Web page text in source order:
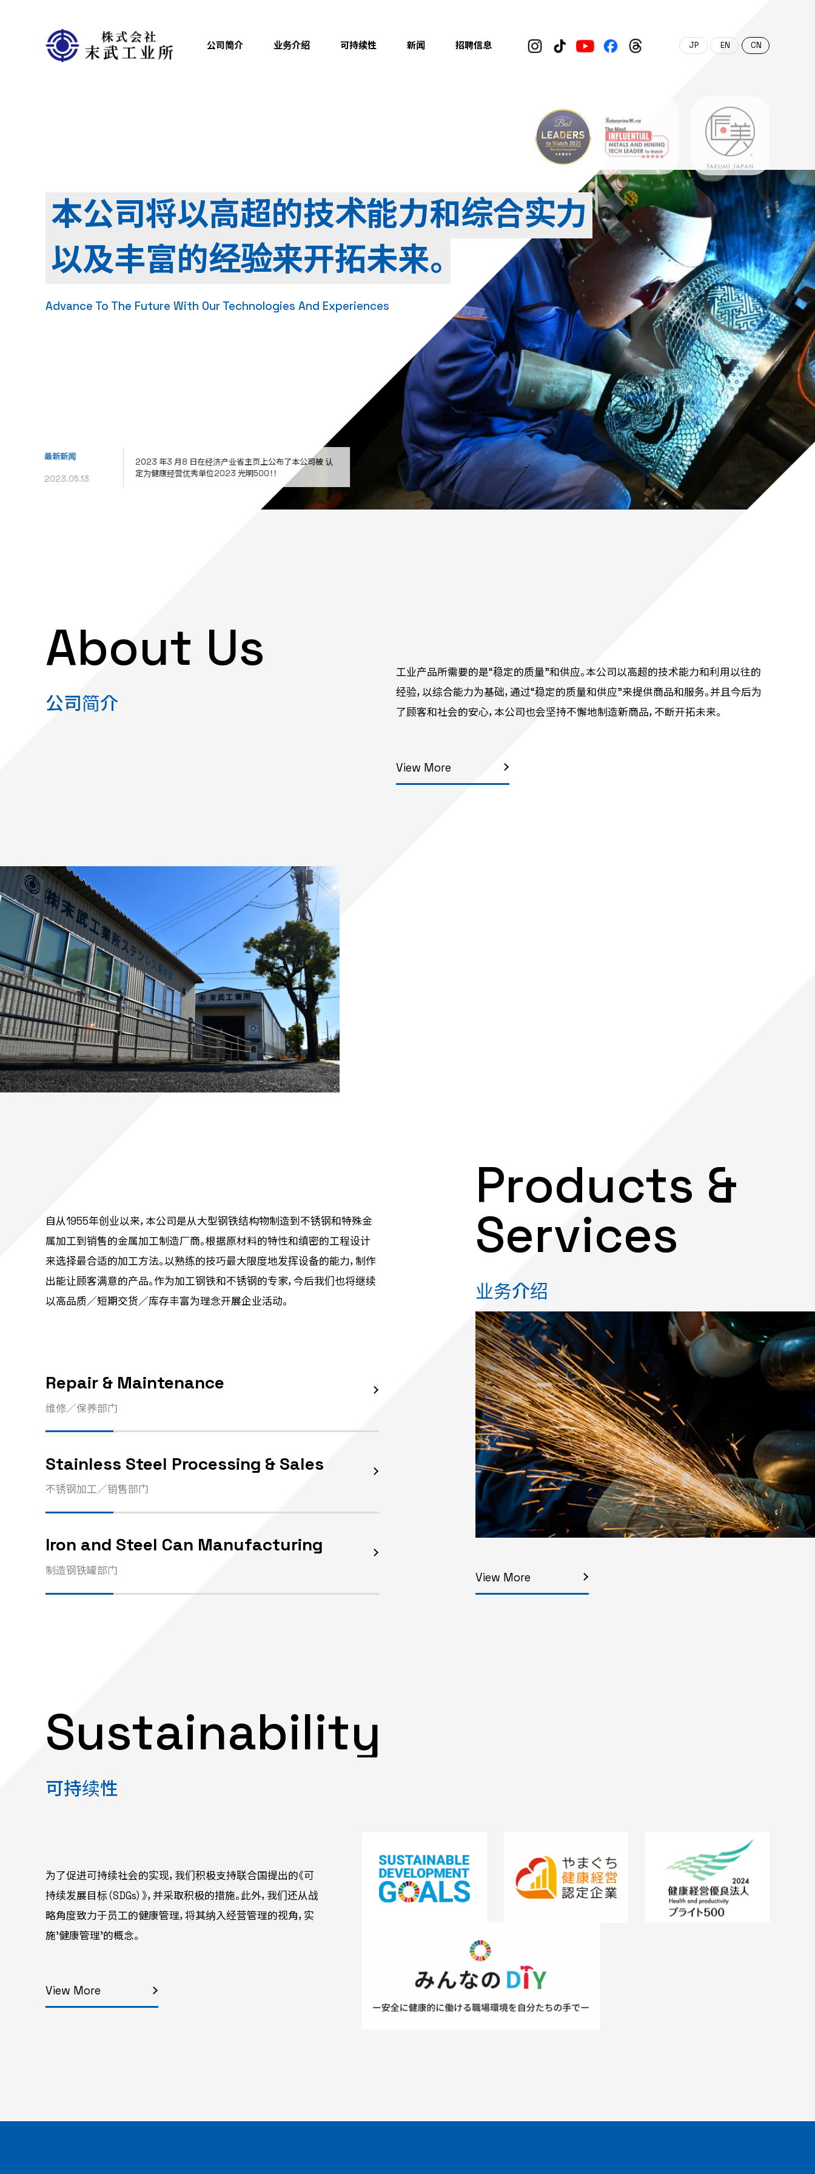
公司简介 业务介绍 可持续性 新闻 招聘信息 日本語 English 中文 (中国)
本公司将以高超的技术能力和综合实力
以及丰富的经验来开拓未来。
Advance To The Future With Our Technologies And Experiences
最新新闻
2023.05.13
2023 年3 月8 日在经济产业省主页上公布了本公司被 认
定为健康经营优秀单位2023 光明500！！
About Us
公司简介
工业产品所需要的是“稳定的质量”和供应。本公司以高超的技术能力和利用以往的
经验，以综合能力为基础，通过“稳定的质量和供应”来提供商品和服务。并且今后为
了顾客和社会的安心，本公司也会坚持不懈地制造新商品，不断开拓未来。
View More
Products &
Services
业务介绍
自从1955年创业以来，本公司是从大型钢铁结构物制造到不锈钢和特殊金
属加工到销售的金属加工制造厂商。根据原材料的特性和缜密的工程设计
来选择最合适的加工方法。以熟练的技巧最大限度地发挥设备的能力，制作
出能让顾客满意的产品。作为加工钢铁和不锈钢的专家，今后我们也将继续
以高品质／短期交货／库存丰富为理念开展企业活动。
Repair & Maintenance
维修／保养部门
Stainless Steel Processing & Sales
不锈钢加工／销售部门
Iron and Steel Can Manufacturing
制造钢铁罐部门 View More
Sustainability
可持续性
为了促进可持续社会的实现，我们积极支持联合国提出的《可
持续发展目标（SDGs）》，并采取积极的措施。此外，我们还从战
略角度致力于员工的健康管理，将其纳入经营管理的视角，实
施'健康管理'的概念。
View More